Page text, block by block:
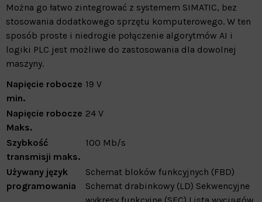
Można go łatwo zintegrować z systemem SIMATIC, bez
stosowania dodatkowego sprzętu komputerowego. W ten
sposób proste i niedrogie połączenie algorytmów AI i
logiki PLC jest możliwe do zastosowania dla dowolnej
maszyny.
Napięcie robocze
min.
19 V
Napięcie robocze
Maks.
24 V
Szybkość
transmisji maks.
100 Mb/s
Używany język
programowania
Schemat bloków funkcyjnych (FBD)
Schemat drabinkowy (LD) Sekwencyjne